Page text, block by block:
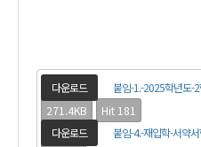
다운로드
붙임-1.-2025학년도-
271.4KB
Hit 181
다운로드
붙임-4.-재입학-서약